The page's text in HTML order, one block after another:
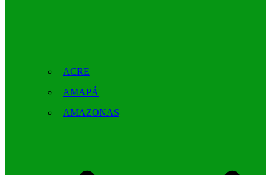
ACRE
AMAPÁ
AMAZONAS